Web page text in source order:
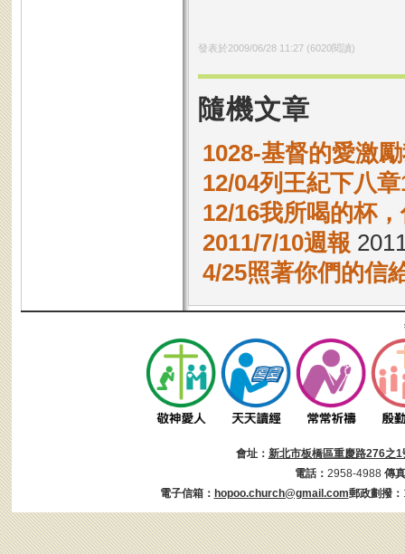
發表於2009/06/28 11:27(6020閱讀)
隨機文章
1028-基督的愛激
12/04列王紀下八
12/16我所喝的杯
2011/7/10週報
4/25照著你們的信
會址： 新北市板橋區重慶路276之1
電話： 2958-4988 傳
電子信箱： hopoo.church@gmail.com郵政劃撥：